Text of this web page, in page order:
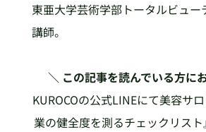
東亜大学芸術学部トータルビュー
講師。
＼ この記事を読んでいる方に
KUROCOの公式LINEにて美容サ
業の健全度を測るチェックリス